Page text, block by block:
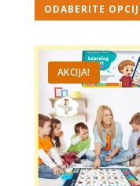
ODABERITE
AKCIJA!